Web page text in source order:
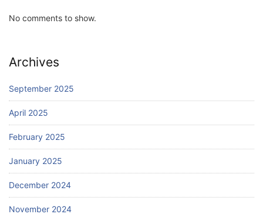
No comments to show.
Archives
September 2025
April 2025
February 2025
January 2025
December 2024
November 2024